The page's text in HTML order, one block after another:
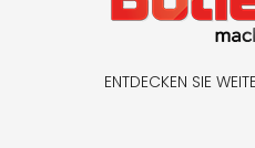
ENTDECKEN SIE